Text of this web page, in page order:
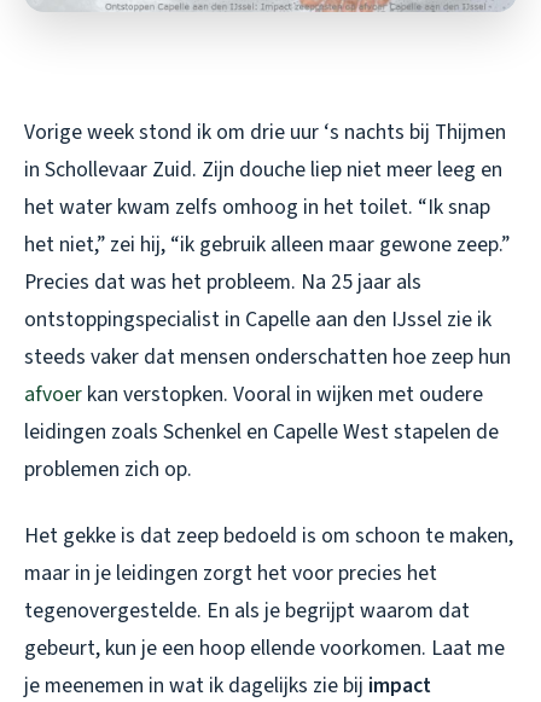
Vorige week stond ik om drie uur ‘s nachts bij Thijmen
in Schollevaar Zuid. Zijn douche liep niet meer leeg en
het water kwam zelfs omhoog in het toilet. “Ik snap
het niet,” zei hij, “ik gebruik alleen maar gewone zeep.”
Precies dat was het probleem. Na 25 jaar als
ontstoppingspecialist in Capelle aan den IJssel zie ik
steeds vaker dat mensen onderschatten hoe zeep hun
afvoer kan verstopken. Vooral in wijken met oudere
leidingen zoals Schenkel en Capelle West stapelen de
problemen zich op.
Het gekke is dat zeep bedoeld is om schoon te maken,
maar in je leidingen zorgt het voor precies het
tegenovergestelde. En als je begrijpt waarom dat
gebeurt, kun je een hoop ellende voorkomen. Laat me
je meenemen in wat ik dagelijks zie bij impact